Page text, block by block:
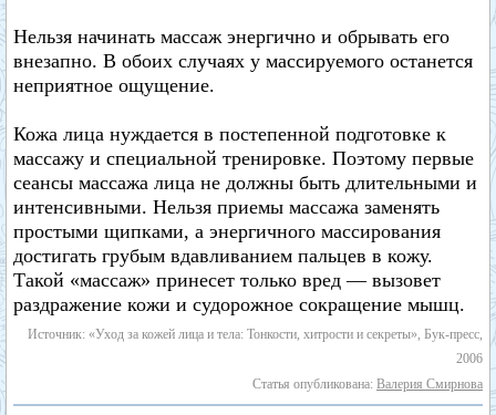
Нельзя начинать массаж энергично и обрывать его
внезапно. В обоих случаях у массируемого останется
неприятное ощущение.
Кожа лица нуждается в постепенной подготовке к
массажу и специальной тренировке. Поэтому первые
сеансы массажа лица не должны быть длительными и
интенсивными. Нельзя приемы массажа заменять
простыми щипками, а энергичного массирования
достигать грубым вдавливанием пальцев в кожу.
Такой «массаж» принесет только вред — вызовет
раздражение кожи и судорожное сокращение мышц.
Источник: «Уход за кожей лица и тела: Тонкости, хитрости и секреты», Бук-пресс,
2006
Статья опубликована: Валерия Смирнова